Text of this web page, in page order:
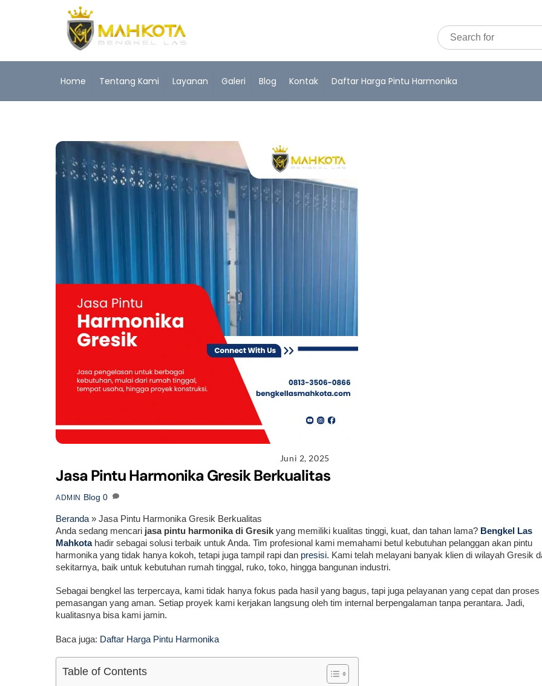
Home Tentang Kami Layanan Galeri Blog Kontak Daftar Harga Pintu Harmonika
Juni 2, 2025
Jasa Pintu Harmonika Gresik Berkualitas
ADMIN Blog 0
Beranda » Jasa Pintu Harmonika Gresik Berkualitas
Anda sedang mencari jasa pintu harmonika di Gresik yang memiliki kualitas tinggi, kuat, dan tahan lama? Bengkel Las
Mahkotahadir sebagai solusi terbaik untuk Anda. Tim profesional kami memahami betul kebutuhan pelanggan akan pintu
harmonika yang tidak hanya kokoh, tetapi juga tampil rapi dan presisi. Kami telah melayani banyak klien di wilayah Gresik
sekitarnya, baik untuk kebutuhan rumah tinggal, ruko, toko, hingga bangunan industri.
Sebagai bengkel las terpercaya, kami tidak hanya fokus pada hasil yang bagus, tapi juga pelayanan yang cepat dan proses
pemasangan yang aman. Setiap proyek kami kerjakan langsung oleh tim internal berpengalaman tanpa perantara. Jadi,
kualitasnya bisa kami jamin.
Baca juga: Daftar Harga Pintu Harmonika
Table of Contents